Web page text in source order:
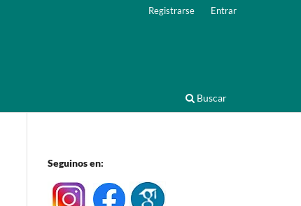
Buscar
Registrarse Entrar
Seguinos en: